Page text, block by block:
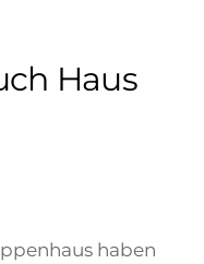
Haus
haben